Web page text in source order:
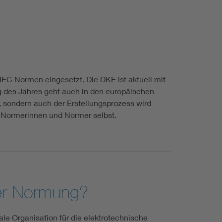
Normen eingesetzt. Die DKE ist aktuell mit
Jahres geht auch in den europäischen
auch der Erstellungsprozess wird
und Normer selbst.
Normung?
Organisation für die elektrotechnische